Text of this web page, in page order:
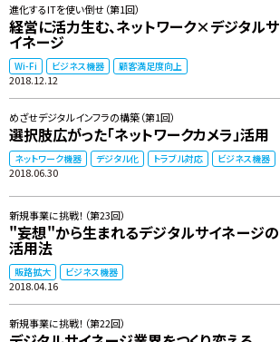
進化するITを使い倒せ（第1回）
経営に活力生む、ネットワーク×デジタルサ
イネージ
Wi-Fi ビジネス機器 顧客満足度向上
2018.12.12
めざせデジタルインフラの構築（第1回）
選択肢広がった「ネットワークカメラ」活用
ネットワーク機器 デジタル化 トラブル対応 ビジネス機器
2018.06.30
新規事業に挑戦！（第23回）
"妄想"から生まれるデジタルサイネージの
活用法
販路拡大 ビジネス機器
2018.04.16
新規事業に挑戦！（第22回）